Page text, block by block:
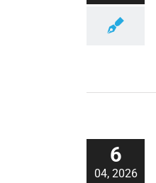
6
04, 2026